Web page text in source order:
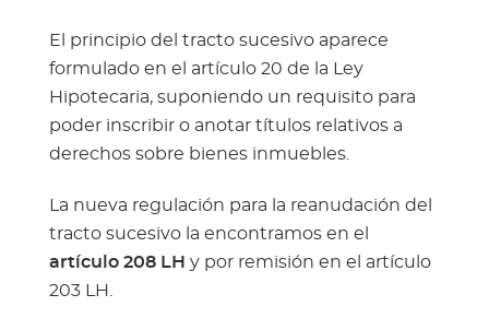
El principio del tracto sucesivo aparece
formulado en el artículo 20 de la Ley
Hipotecaria, suponiendo un requisito para
poder inscribir o anotar títulos relativos a
derechos sobre bienes inmuebles.
La nueva regulación para la reanudación del
tracto sucesivo la encontramos en el
artículo 208 LH y por remisión en el artículo
203 LH.